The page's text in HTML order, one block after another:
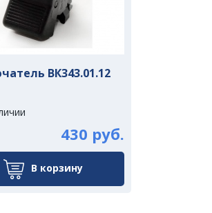
ВК343.01.12
430 руб.
В корзину